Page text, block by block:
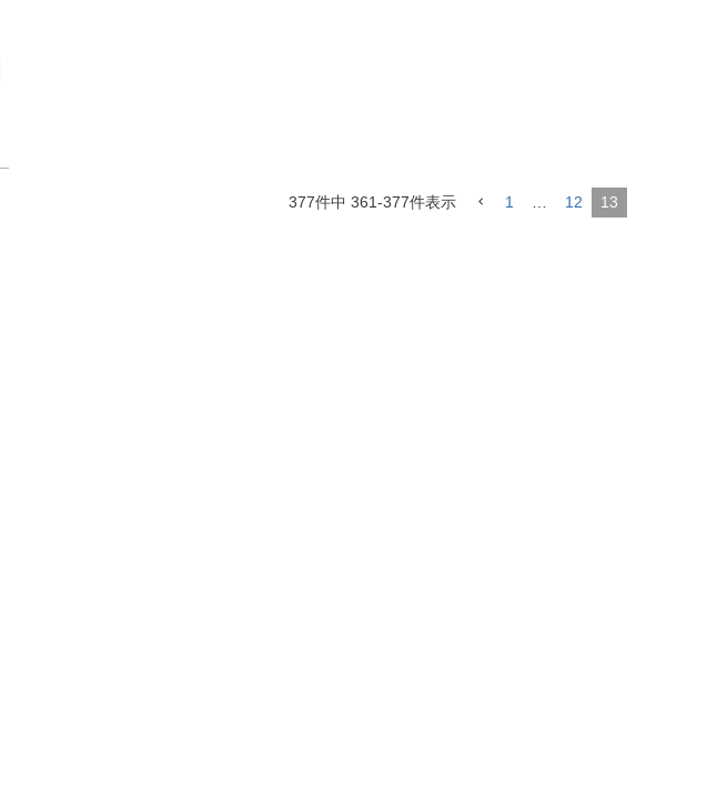
377件中 361-377件表示 1 12 13